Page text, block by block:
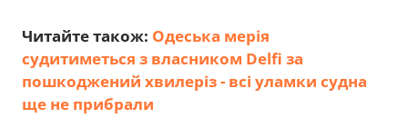
Читайте також: Одеська мерія
судитиметься з власником Delfi за
пошкоджений хвилеріз - всі уламки судна
ще не прибрали